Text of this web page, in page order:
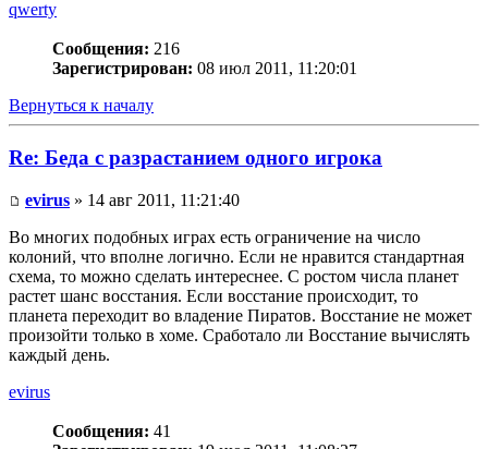
qwerty
Сообщения: 216
Зарегистрирован: 08 июл 2011, 11:20:01
Вернуться к началу
Re: Беда с разрастанием одного игрока
evirus » 14 авг 2011, 11:21:40
Во многих подобных играх есть ограничение на число
колоний, что вполне логично. Если не нравится стандартная
схема, то можно сделать интереснее. С ростом числа планет
растет шанс восстания. Если восстание происходит, то
планета переходит во владение Пиратов. Восстание не может
произойти только в хоме. Сработало ли Восстание вычислять
каждый день.
evirus
Сообщения: 41